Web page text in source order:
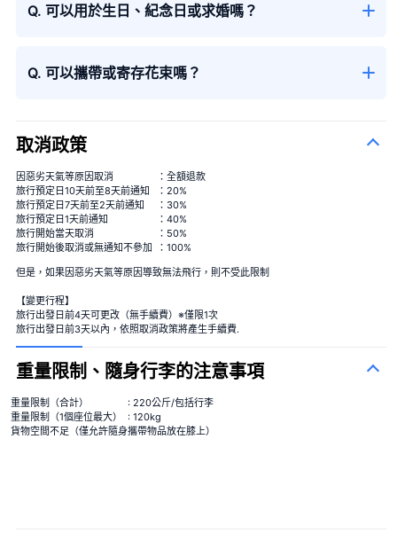
季節性花束
季節性花束
Q. 可以用於生日、紀念日或求婚嗎？
Q. 可以攜帶或寄存花束嗎？
取消政策
因惡劣天氣等原因取消
：全額退款
旅行預定日10天前至8天前通知
：20%
旅行預定日7天前至2天前通知
：30%
旅行預定日1天前通知
：40%
旅行開始當天取消
：50%
旅行開始後取消或無通知不參加
：100%
但是，如果因惡劣天氣等原因導致無法飛行，則不受此限制
【變更行程】
旅行出發日前4天可更改（無手續費）※僅限1次
旅行出發日前3天以內，依照取消政策將產生手續費.
重量限制、隨身行李的注意事項
重量限制（合計）
: 220公斤/包括行李
重量限制（1個座位最大）
: 120kg
貨物空間不足（僅允許隨身攜帶物品放在膝上）